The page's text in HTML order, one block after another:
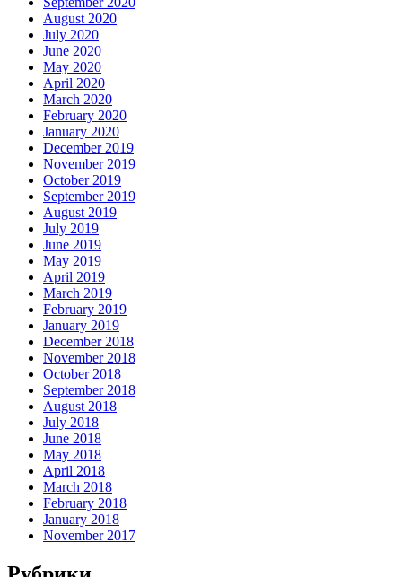
August 2020
July 2020
June 2020
May 2020
April 2020
March 2020
February 2020
January 2020
December 2019
November 2019
October 2019
September 2019
August 2019
July 2019
June 2019
May 2019
April 2019
March 2019
February 2019
January 2019
December 2018
November 2018
October 2018
September 2018
August 2018
July 2018
June 2018
May 2018
April 2018
March 2018
February 2018
January 2018
November 2017